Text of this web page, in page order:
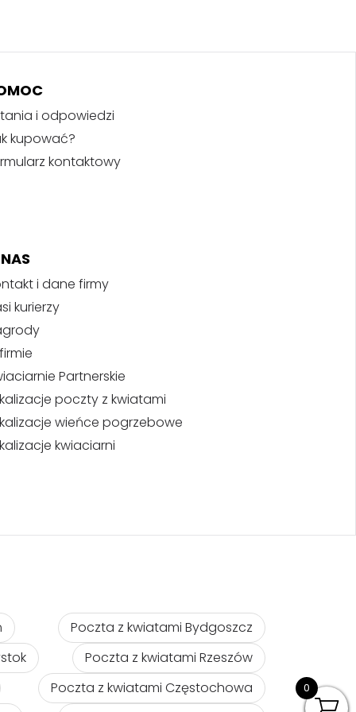
i odpowiedzi
kupować?
kontaktowy
i dane firmy
kurierzy
Partnerskie
poczty z kwiatami
wieńce pogrzebowe
kwiaciarni
Poczta z kwiatami Bydgoszcz
Poczta z kwiatami Rzeszów
Poczta z kwiatami Częstochowa
0